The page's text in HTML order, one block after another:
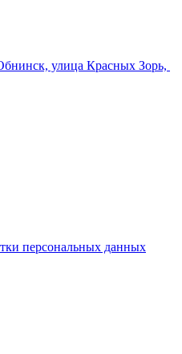
улица Красных Зорь,
персональных данных